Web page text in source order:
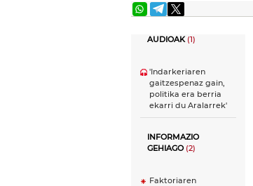
AUDIOAK(1)
'Indarkeriaren
gaitzespenaz gain,
politika era berria
ekarri du Aralarrek'
INFORMAZIO
GEHIAGO(2)
Faktoriaren